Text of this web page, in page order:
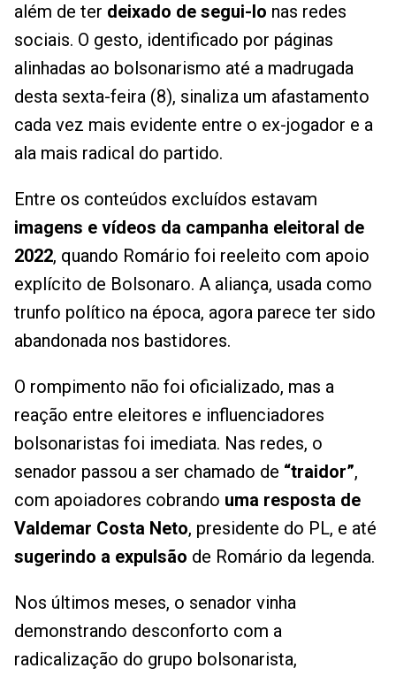
além de ter deixado de segui-lo nas redes
sociais. O gesto, identificado por páginas
alinhadas ao bolsonarismo até a madrugada
desta sexta-feira (8), sinaliza um afastamento
cada vez mais evidente entre o ex-jogador e a
ala mais radical do partido.
Entre os conteúdos excluídos estavam
imagens e vídeos da campanha eleitoral de
2022, quando Romário foi reeleito com apoio
explícito de Bolsonaro. A aliança, usada como
trunfo político na época, agora parece ter sido
abandonada nos bastidores.
O rompimento não foi oficializado, mas a
reação entre eleitores e influenciadores
bolsonaristas foi imediata. Nas redes, o
senador passou a ser chamado de “traidor”,
com apoiadores cobrando uma resposta de
Valdemar Costa Neto, presidente do PL, e até
sugerindo a expulsão de Romário da legenda.
Nos últimos meses, o senador vinha
demonstrando desconforto com a
radicalização do grupo bolsonarista,